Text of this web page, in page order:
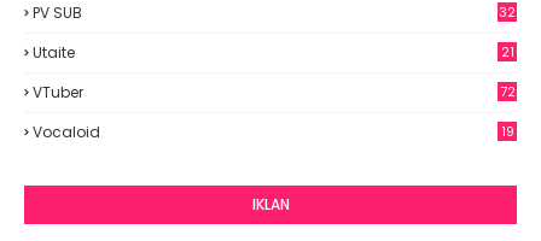
PV SUB 32
Utaite 21
VTuber 72
Vocaloid 19
IKLAN